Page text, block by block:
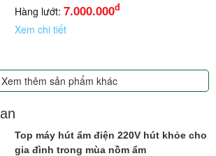
Hàng lướt: 7.000.000đ
Xem chi tiết
Xem thêm sản phẩm khác
Top máy hút ẩm điện 220V hút khỏe cho
gia đình trong mùa nồm ẩm